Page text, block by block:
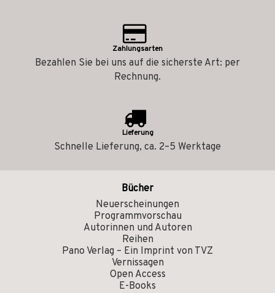
Zahlungsarten
Bezahlen Sie bei uns auf die sicherste Art: per
Rechnung.
Lieferung
Schnelle Lieferung, ca. 2–5 Werktage
Bücher
Neuerscheinungen
Programmvorschau
Autorinnen und Autoren
Reihen
Pano Verlag – Ein Imprint von TVZ
Vernissagen
Open Access
E-Books